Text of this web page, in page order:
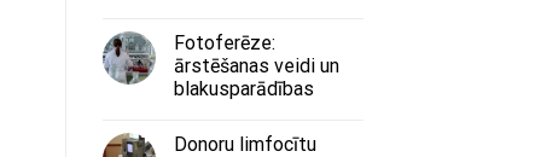
Fotoferēze:
ārstēšanas veidi un
blakusparādības
Donoru limfocītu